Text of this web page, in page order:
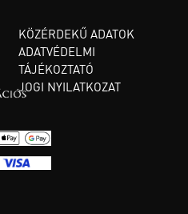
KÖZÉRDEKŰ ADATOK
ADATVÉDELMI
TÁJÉKOZTATÓ
JOGI NYILATKOZAT